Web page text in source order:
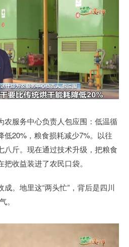
农服务中心负责人包应围：低温循
低20%，粮食损耗减少7%。以往
八斤。现在通过技术升级，把粮食
收益装进了农民口袋。
。地里这“两头忙”，背后是四川
。